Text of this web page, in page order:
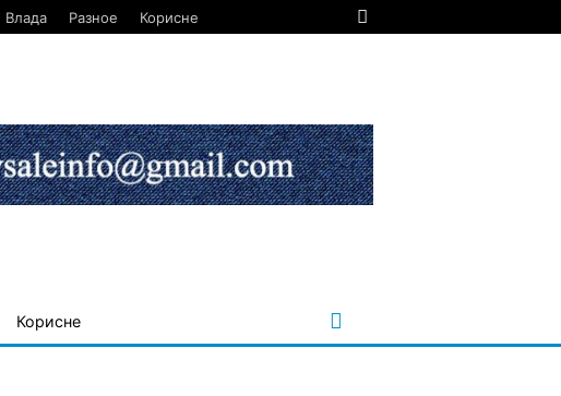
Влада Разное Корисне
Корисне